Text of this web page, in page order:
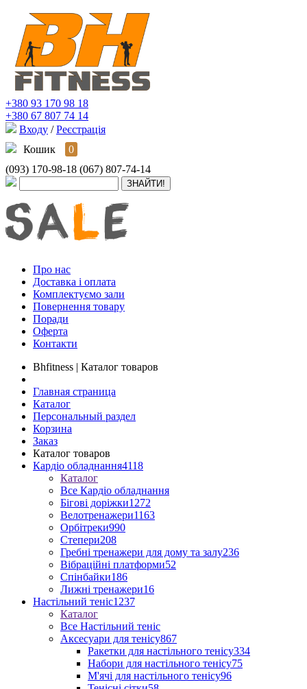
+380 93 170 98 18
+380 67 807 74 14
Входу / Реєстрація
Кошик
0
(093) 170-98-18 (067) 807-74-14
Про нас
Доставка і оплата
Комплектуємо зали
Повернення товару
Поради
Оферта
Контакти
Bhfitness | Каталог товаров
Главная страница
Каталог
Персональный раздел
Корзина
Заказ
Каталог товаров
Кардіо обладнання4118
Каталог
Все Кардіо обладнання
Бігові доріжки1272
Велотренажери1163
Орбітреки990
Степери208
Гребні тренажери для дому та залу236
Вібраційні платформи52
Спінбайки186
Лижні тренажери16
Настільний теніс1237
Каталог
Все Настільний теніс
Аксесуари для тенісу867
Ракетки для настільного тенісу334
Набори для настільного тенісу75
М'ячі для настільного тенісу96